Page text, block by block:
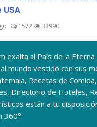
USA
1572 32990
exalta al País de la Eterna
mundo vestido con sus
Recetas de
Directorio de Hoteles,
están a tu
360°.